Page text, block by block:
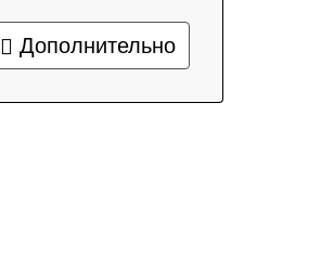
Дополнительно